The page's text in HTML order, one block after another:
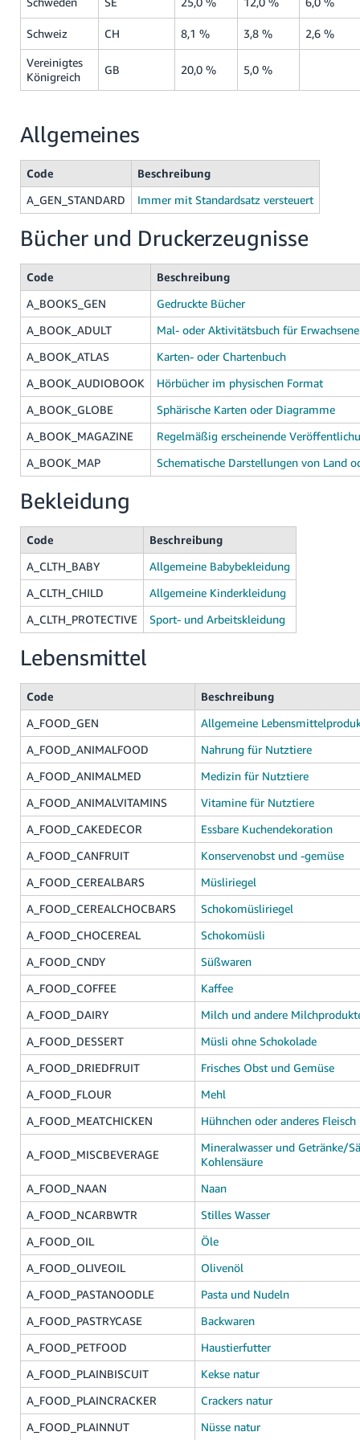
Schweiz CH 8,1 % 3,8 % 2,6 %
Vereinigtes
Königreich
GB 20,0 % 5,0 %
Allgemeines
Code
Beschreibung
A_GEN_STANDARD
Immer mit Standardsatz versteuert
Bücher und Druckerzeugnisse
Code
Beschreibung
A_BOOKS_GEN
Gedruckte Bücher
A_BOOK_ADULT
Mal- oder Aktivitätsbuch für Erwachsene
A_BOOK_ATLAS
Karten- oder Chartenbuch
A_BOOK_AUDIOBOOK
Hörbücher im physischen Format
A_BOOK_GLOBE
Sphärische Karten oder Diagramme
A_BOOK_MAGAZINE
Regelmäßig erscheinende
A_BOOK_MAP
Schematische Darstellungen von Land
Bekleidung
Code
Beschreibung
A_CLTH_BABY
Allgemeine Babybekleidung
A_CLTH_CHILD
Allgemeine Kinderkleidung
A_CLTH_PROTECTIVE
Sport- und Arbeitskleidung
Lebensmittel
Code
Beschreibung
A_FOOD_GEN
Allgemeine
A_FOOD_ANIMALFOOD
Nahrung für Nutztiere
A_FOOD_ANIMALMED
Medizin für Nutztiere
A_FOOD_ANIMALVITAMINS
Vitamine für Nutztiere
A_FOOD_CAKEDECOR
Essbare Kuchendekoration
A_FOOD_CANFRUIT
Konservenobst und -gemüse
A_FOOD_CEREALBARS
Müsliriegel
A_FOOD_CEREALCHOCBARS
Schokomüsliriegel
A_FOOD_CHOCEREAL
Schokomüsli
A_FOOD_CNDY
Süßwaren
A_FOOD_COFFEE
Kaffee
A_FOOD_DAIRY
Milch und andere
A_FOOD_DESSERT
Müsli ohne Schokolade
A_FOOD_DRIEDFRUIT
Frisches Obst und Gemüse
A_FOOD_FLOUR
Mehl
A_FOOD_MEATCHICKEN
Hühnchen oder anderes Fleisch
A_FOOD_MISCBEVERAGE
Mineralwasser und Getränke/
Kohlensäure
A_FOOD_NAAN
Naan
A_FOOD_NCARBWTR
Stilles Wasser
A_FOOD_OIL
Öle
A_FOOD_OLIVEOIL
Olivenöl
A_FOOD_PASTANOODLE
Pasta und Nudeln
A_FOOD_PASTRYCASE
Backwaren
A_FOOD_PETFOOD
Haustierfutter
A_FOOD_PLAINBISCUIT
Kekse natur
A_FOOD_PLAINCRACKER
Crackers natur
A_FOOD_PLAINNUT
Nüsse natur